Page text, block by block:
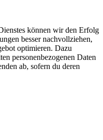
können wir den Erfolg
besser nachvollziehen,
optimieren. Dazu
personenbezogenen Daten
ab, sofern du deren